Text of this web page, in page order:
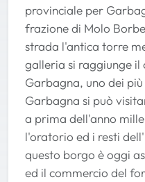
provinciale per
frazione di Molo
strada l'antica torre
galleria si raggiunge
Garbagna, uno dei
Garbagna si può
a prima dell'anno
l'oratorio ed i resti
questo borgo è oggi
ed il commercio del